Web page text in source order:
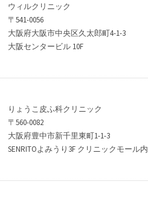
ウィルクリニック
〒541-0056
大阪府大阪市中央区久太郎町4-1-3
大阪センタービル 10F
りょうこ皮ふ科クリニック
〒560-0082
大阪府豊中市新千里東町1-1-3
SENRITOよみうり3F クリニックモール内